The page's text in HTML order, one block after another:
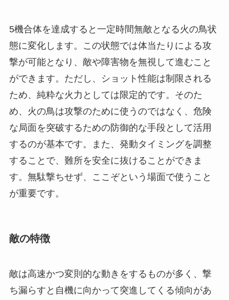
5機合体を達成すると一定時間無敵となる火の鳥状
態に変化します。この状態では体当たりによる攻
撃が可能となり、敵や障害物を無視して進むこと
ができます。ただし、ショット性能は制限される
ため、純粋な火力としては限定的です。そのた
め、火の鳥は攻撃のために使うのではなく、危険
な局面を突破するための防御的な手段として活用
するのが基本です。また、発動タイミングを調整
することで、難所を安全に抜けることができま
す。無駄撃ちせず、ここぞという場面で使うこと
が重要です。
敵の特徴
敵は高速かつ変則的な動きをするものが多く、撃
ち漏らすと自機に向かって突進してくる傾向があ